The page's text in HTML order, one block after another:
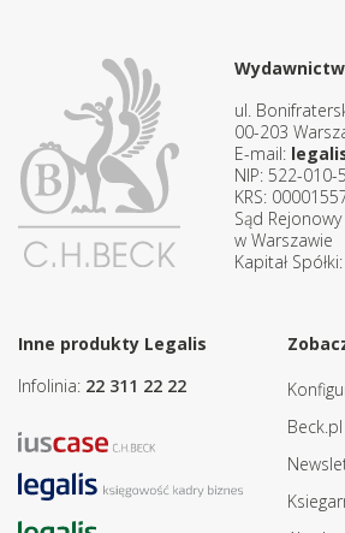
ul.
00-203
E-mail:
NIP: 522-010-
KRS:
Sąd
w Warszawie
Kapitał
Inne produkty Legalis
Infolinia: 22 311 22 22
Beck.pl